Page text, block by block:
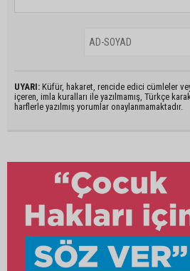
UYARI: Küfür, hakaret, rencide edici cümleler
içeren, imla kuralları ile yazılmamış, Türkçe
harflerle yazılmış yorumlar onaylanmamaktadır.